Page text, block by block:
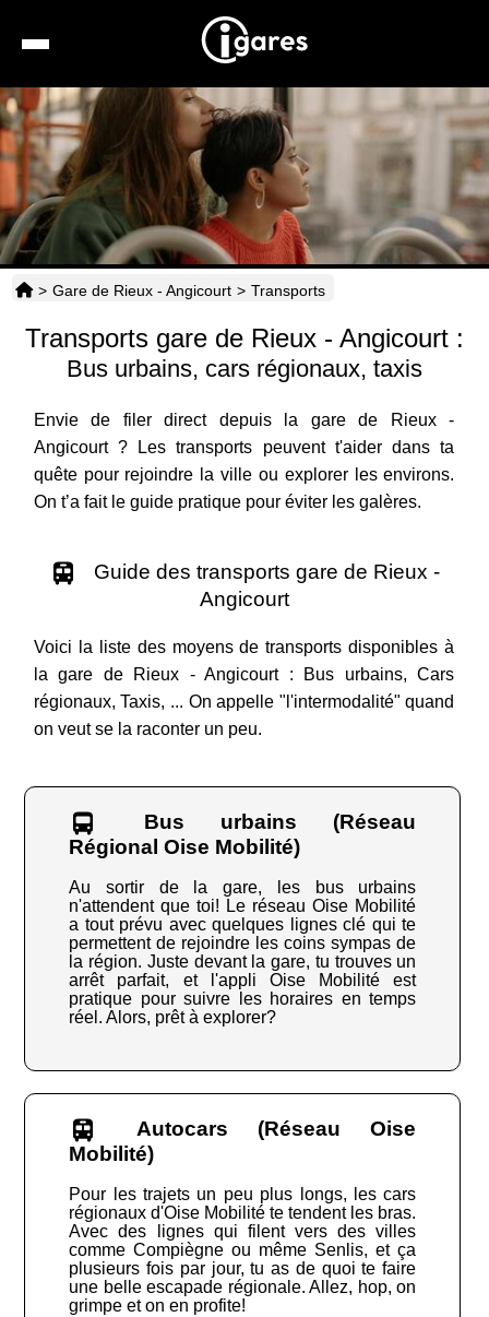
Recherche
Location de voiture
Hôtels
Taxis
Transports
Horaires
> Gare de Rieux - Angicourt > Transports
Transports gare de Rieux - Angicourt :
Bus urbains, cars régionaux, taxis
Envie de filer direct depuis la gare de Rieux -
Angicourt ? Les transports peuvent t'aider dans ta
quête pour rejoindre la ville ou explorer les environs.
On t’a fait le guide pratique pour éviter les galères.
Guide des transports gare de Rieux -
Angicourt
Voici la liste des moyens de transports disponibles à
la gare de Rieux - Angicourt : Bus urbains, Cars
régionaux, Taxis, ... On appelle "l'intermodalité" quand
on veut se la raconter un peu.
Bus urbains (Réseau
Régional Oise Mobilité)
Au sortir de la gare, les bus urbains
n'attendent que toi! Le réseau Oise Mobilité
a tout prévu avec quelques lignes clé qui te
permettent de rejoindre les coins sympas de
la région. Juste devant la gare, tu trouves un
arrêt parfait, et l'appli Oise Mobilité est
pratique pour suivre les horaires en temps
réel. Alors, prêt à explorer?
Autocars (Réseau Oise
Mobilité)
Pour les trajets un peu plus longs, les cars
régionaux d'Oise Mobilité te tendent les bras.
Avec des lignes qui filent vers des villes
comme Compiègne ou même Senlis, et ça
plusieurs fois par jour, tu as de quoi te faire
une belle escapade régionale. Allez, hop, on
grimpe et on en profite!